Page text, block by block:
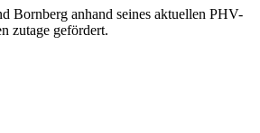
Bornberg anhand seines aktuellen PHV-
zutage gefördert.